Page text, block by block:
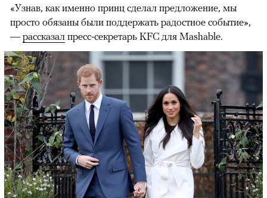
«Узнав, как именно принц сделал предложение, мы
просто обязаны были поддержать радостное событие»,
— рассказал пресс-секретарь KFC для Mashable.